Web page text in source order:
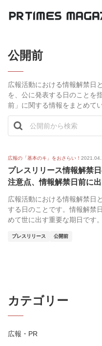
公開前
広報活動における情報解禁日
を、公に発表する日のことを
前」に関する情報をまとめてい
広報の「基本のキ」をおさらい！
プレスリリース情報解禁
注意点、情報解禁日前に
広報活動における情報解禁日
する日のことです。情報解禁
めて世に出す重要な期日です。
プレスリリース 公開前
カテゴリー
広報・PR